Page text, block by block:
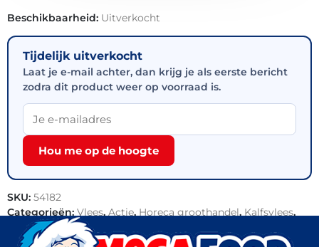
Beschikbaarheid: Uitverkocht
Tijdelijk uitverkocht
Laat je e-mail achter, dan krijg je als eerste bericht
zodra dit product weer op voorraad is.
Hou me op de hoogte
SKU: 54182
Categorieën: Vlees, Actie, Horeca groothandel, Kalfsvlees,
Snacks